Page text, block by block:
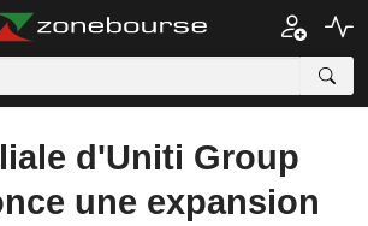
d'Uniti Group
une expansion